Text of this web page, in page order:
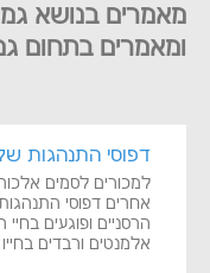
מאמרים בנושא
ומאמרים בתחום
דפוסי התנהגות
למכורים לסמים
אחרים דפוסי
הרסניים ופוגעים
אלמנטים ורבדים בחייו